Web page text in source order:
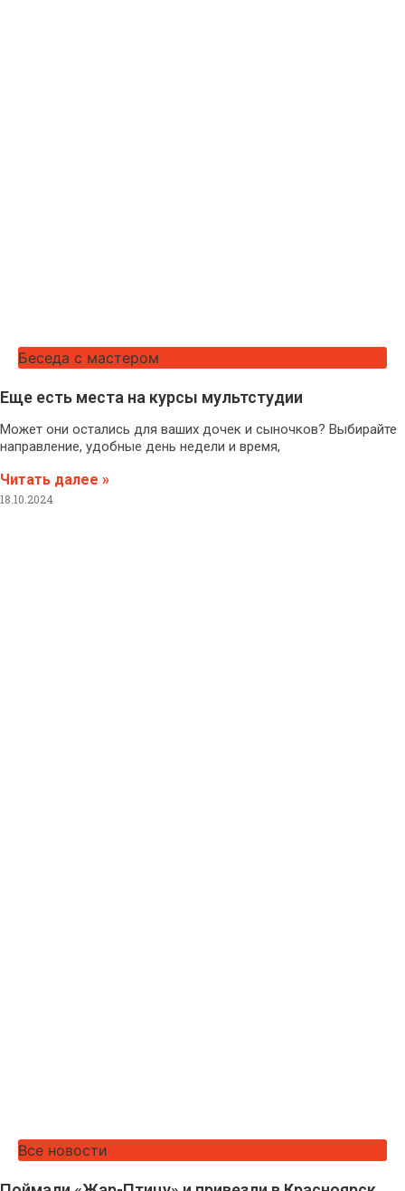
Беседа с мастером
Еще есть места на курсы мультстудии
Может они остались для ваших дочек и сыночков? Выбирайте
направление, удобные день недели и время,
Читать далее »
18.10.2024
Все новости